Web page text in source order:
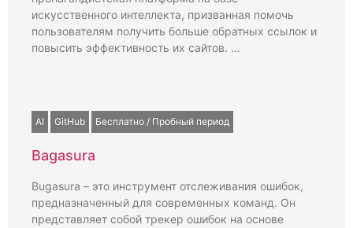
искусственного интеллекта, призванная помочь
пользователям получить больше обратных ссылок и
повысить эффективность их сайтов. …
AI GitHub Бесплатно / Пробный период
Bagasura
Bugasura – это инструмент отслеживания ошибок,
предназначенный для современных команд. Он
представляет собой трекер ошибок на основе